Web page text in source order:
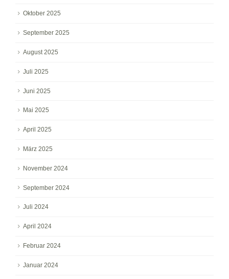
Oktober 2025
September 2025
August 2025
Juli 2025
Juni 2025
Mai 2025
April 2025
März 2025
November 2024
September 2024
Juli 2024
April 2024
Februar 2024
Januar 2024